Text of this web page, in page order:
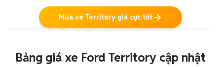
Mua xe Territory giá cực tốt
Bảng giá xe Ford Territory cập nhật